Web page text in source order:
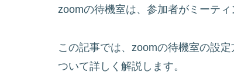
zoomの待機室は、参加者がミーテ
この記事では、zoomの待機室の設
ついて詳しく解説します。